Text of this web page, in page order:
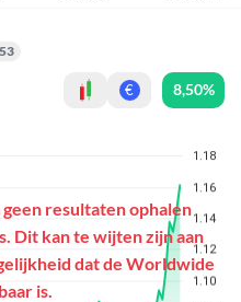
€ 8,50%
resultaten ophalen
Dit kan te wijten zijn aan
dat de Worldwide
is.